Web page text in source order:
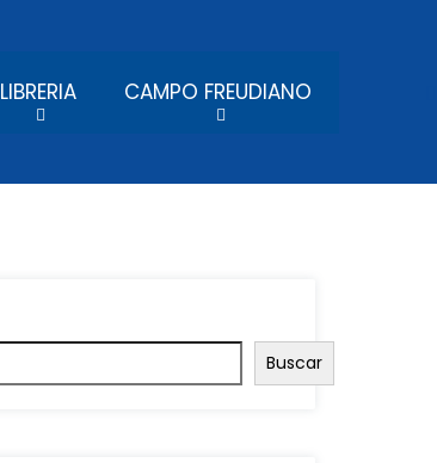
LIBRERIA CAMPO FREUDIANO
Buscar